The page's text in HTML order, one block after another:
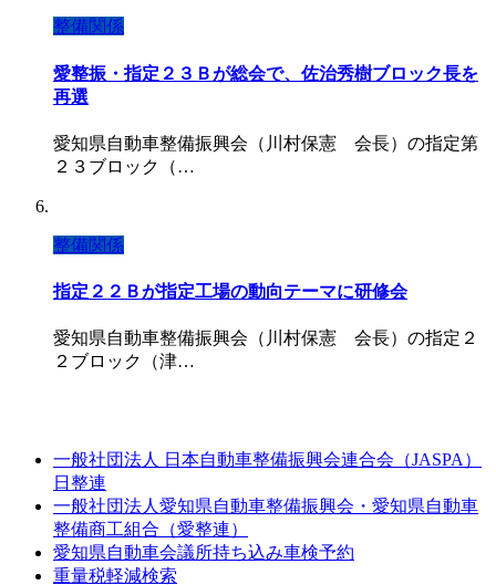
整備関係
愛整振・指定２３Ｂが総会で、佐治秀樹ブロック長を
再選
愛知県自動車整備振興会（川村保憲 会長）の指定第
２３ブロック（…
整備関係
指定２２Ｂが指定工場の動向テーマに研修会
愛知県自動車整備振興会（川村保憲 会長）の指定２
２ブロック（津…
一般社団法人 日本自動車整備振興会連合会（JASPA）
日整連
一般社団法人愛知県自動車整備振興会・愛知県自動車
整備商工組合（愛整連）
愛知県自動車会議所持ち込み車検予約
重量税軽減検索